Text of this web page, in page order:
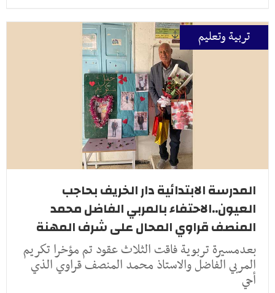
تربية وتعليم
المدرسة الابتدائية دار الخريف بحاجب
العيون..الاحتفاء بالمربي الفاضل محمد
المنصف قراوي المحال على شرف المهنة
بعدمسيرة تربوية فاقت الثلاث عقود تم مؤخرا تكريم
المربي الفاضل والاستاذ محمد المنصف قراوي الذي
أحي